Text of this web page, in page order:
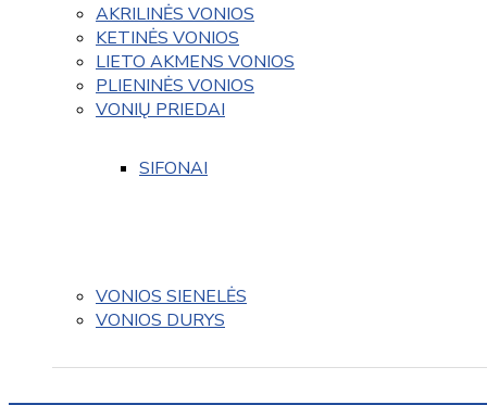
AKRILINĖS VONIOS
KETINĖS VONIOS
LIETO AKMENS VONIOS
PLIENINĖS VONIOS
VONIŲ PRIEDAI
SIFONAI
VONIOS SIENELĖS
VONIOS DURYS